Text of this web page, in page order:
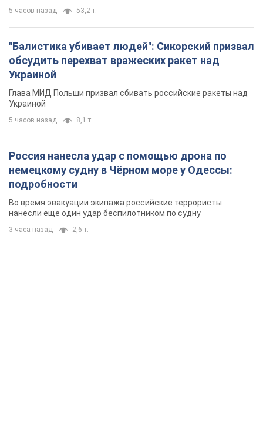
5 часов назад 53,2 т.
"Балистика убивает людей": Сикорский призвал
обсудить перехват вражеских ракет над
Украиной
Глава МИД Польши призвал сбивать российские ракеты над
Украиной
5 часов назад 8,1 т.
Россия нанесла удар с помощью дрона по
немецкому судну в Чёрном море у Одессы:
подробности
Во время эвакуации экипажа российские террористы
нанесли еще один удар беспилотником по судну
3 часа назад 2,6 т.